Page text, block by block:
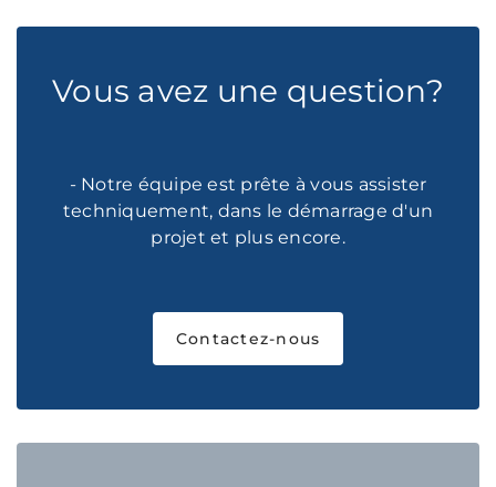
Vous avez une question?
- Notre équipe est prête à vous assister
techniquement, dans le démarrage d'un
projet et plus encore.
Contactez-nous